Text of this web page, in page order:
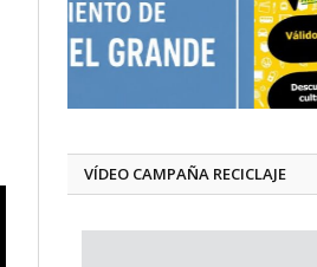
VÍDEO CAMPAÑA RECICLAJE